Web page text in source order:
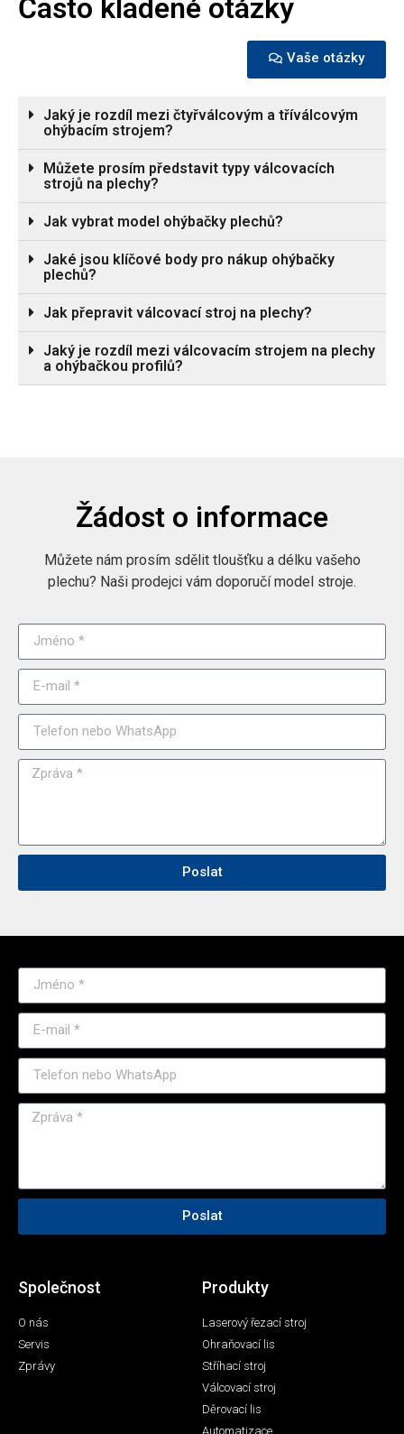
Často kladené otázky
Vaše otázky
Jaký je rozdíl mezi čtyřválcovým a tříválcovým
ohýbacím strojem?
Můžete prosím představit typy válcovacích
strojů na plechy?
Jak vybrat model ohýbačky plechů?
Jaké jsou klíčové body pro nákup ohýbačky
plechů?
Jak přepravit válcovací stroj na plechy?
Jaký je rozdíl mezi válcovacím strojem na plechy
a ohýbačkou profilů?
Žádost o informace
Můžete nám prosím sdělit tloušťku a délku vašeho
plechu? Naši prodejci vám doporučí model stroje.
Poslat
Poslat
Společnost
O nás
Servis
Zprávy
Produkty
Laserový řezací stroj
Ohraňovací lis
Stříhací stroj
Válcovací stroj
Děrovací lis
Automatizace